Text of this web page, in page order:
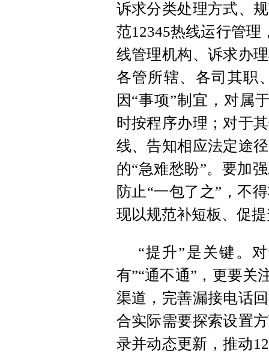
诉求分类处理方式、
范12345热线运行管理
线管理机构、诉求办
各管所辖、各司其职
因“事项”制宜，对属
时按程序办理；对于
线、告知相应法定途
的“急难愁盼”。要加
防止“一包了之”，不
现以规范补短板、促
“提升”是关键。
有”“通不通”，更要关
渠道，完善漏接电话
合实际需要探索设置
录并动态更新，推动